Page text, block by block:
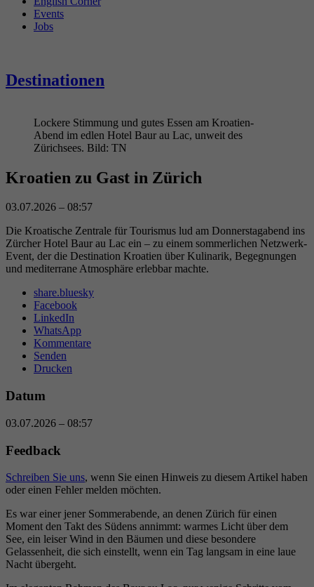
Events
Jobs
Destinationen
Lockere Stimmung und gutes Essen am Kroatien-
Abend im edlen Hotel Baur au Lac, unweit des
Zürichsees. Bild: TN
Kroatien zu Gast in Zürich
03.07.2026 – 08:57
Die Kroatische Zentrale für Tourismus lud am Donnerstagabend ins
Zürcher Hotel Baur au Lac ein – zu einem sommerlichen Netzwerk-
Event, der die Destination Kroatien über Kulinarik, Begegnungen
und mediterrane Atmosphäre erlebbar machte.
share.bluesky
Facebook
LinkedIn
WhatsApp
Kommentare
Senden
Drucken
Datum
03.07.2026 – 08:57
Feedback
Schreiben Sie uns, wenn Sie einen Hinweis zu diesem Artikel haben
oder einen Fehler melden möchten.
Es war einer jener Sommerabende, an denen Zürich für einen
Moment den Takt des Südens annimmt: warmes Licht über dem
See, ein leiser Wind in den Bäumen und diese besondere
Gelassenheit, die sich einstellt, wenn ein Tag langsam in eine laue
Nacht übergeht.